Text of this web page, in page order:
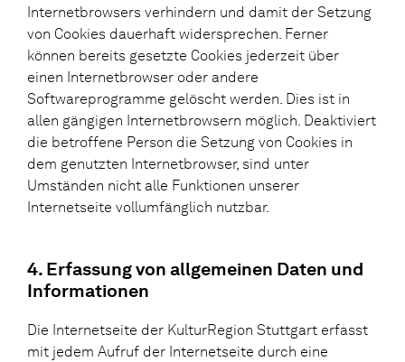
Internetbrowsers verhindern und damit der Setzung
von Cookies dauerhaft widersprechen. Ferner
können bereits gesetzte Cookies jederzeit über
einen Internetbrowser oder andere
Softwareprogramme gelöscht werden. Dies ist in
allen gängigen Internetbrowsern möglich. Deaktiviert
die betroffene Person die Setzung von Cookies in
dem genutzten Internetbrowser, sind unter
Umständen nicht alle Funktionen unserer
Internetseite vollumfänglich nutzbar.
4. Erfassung von allgemeinen Daten und
Informationen
Die Internetseite der KulturRegion Stuttgart erfasst
mit jedem Aufruf der Internetseite durch eine